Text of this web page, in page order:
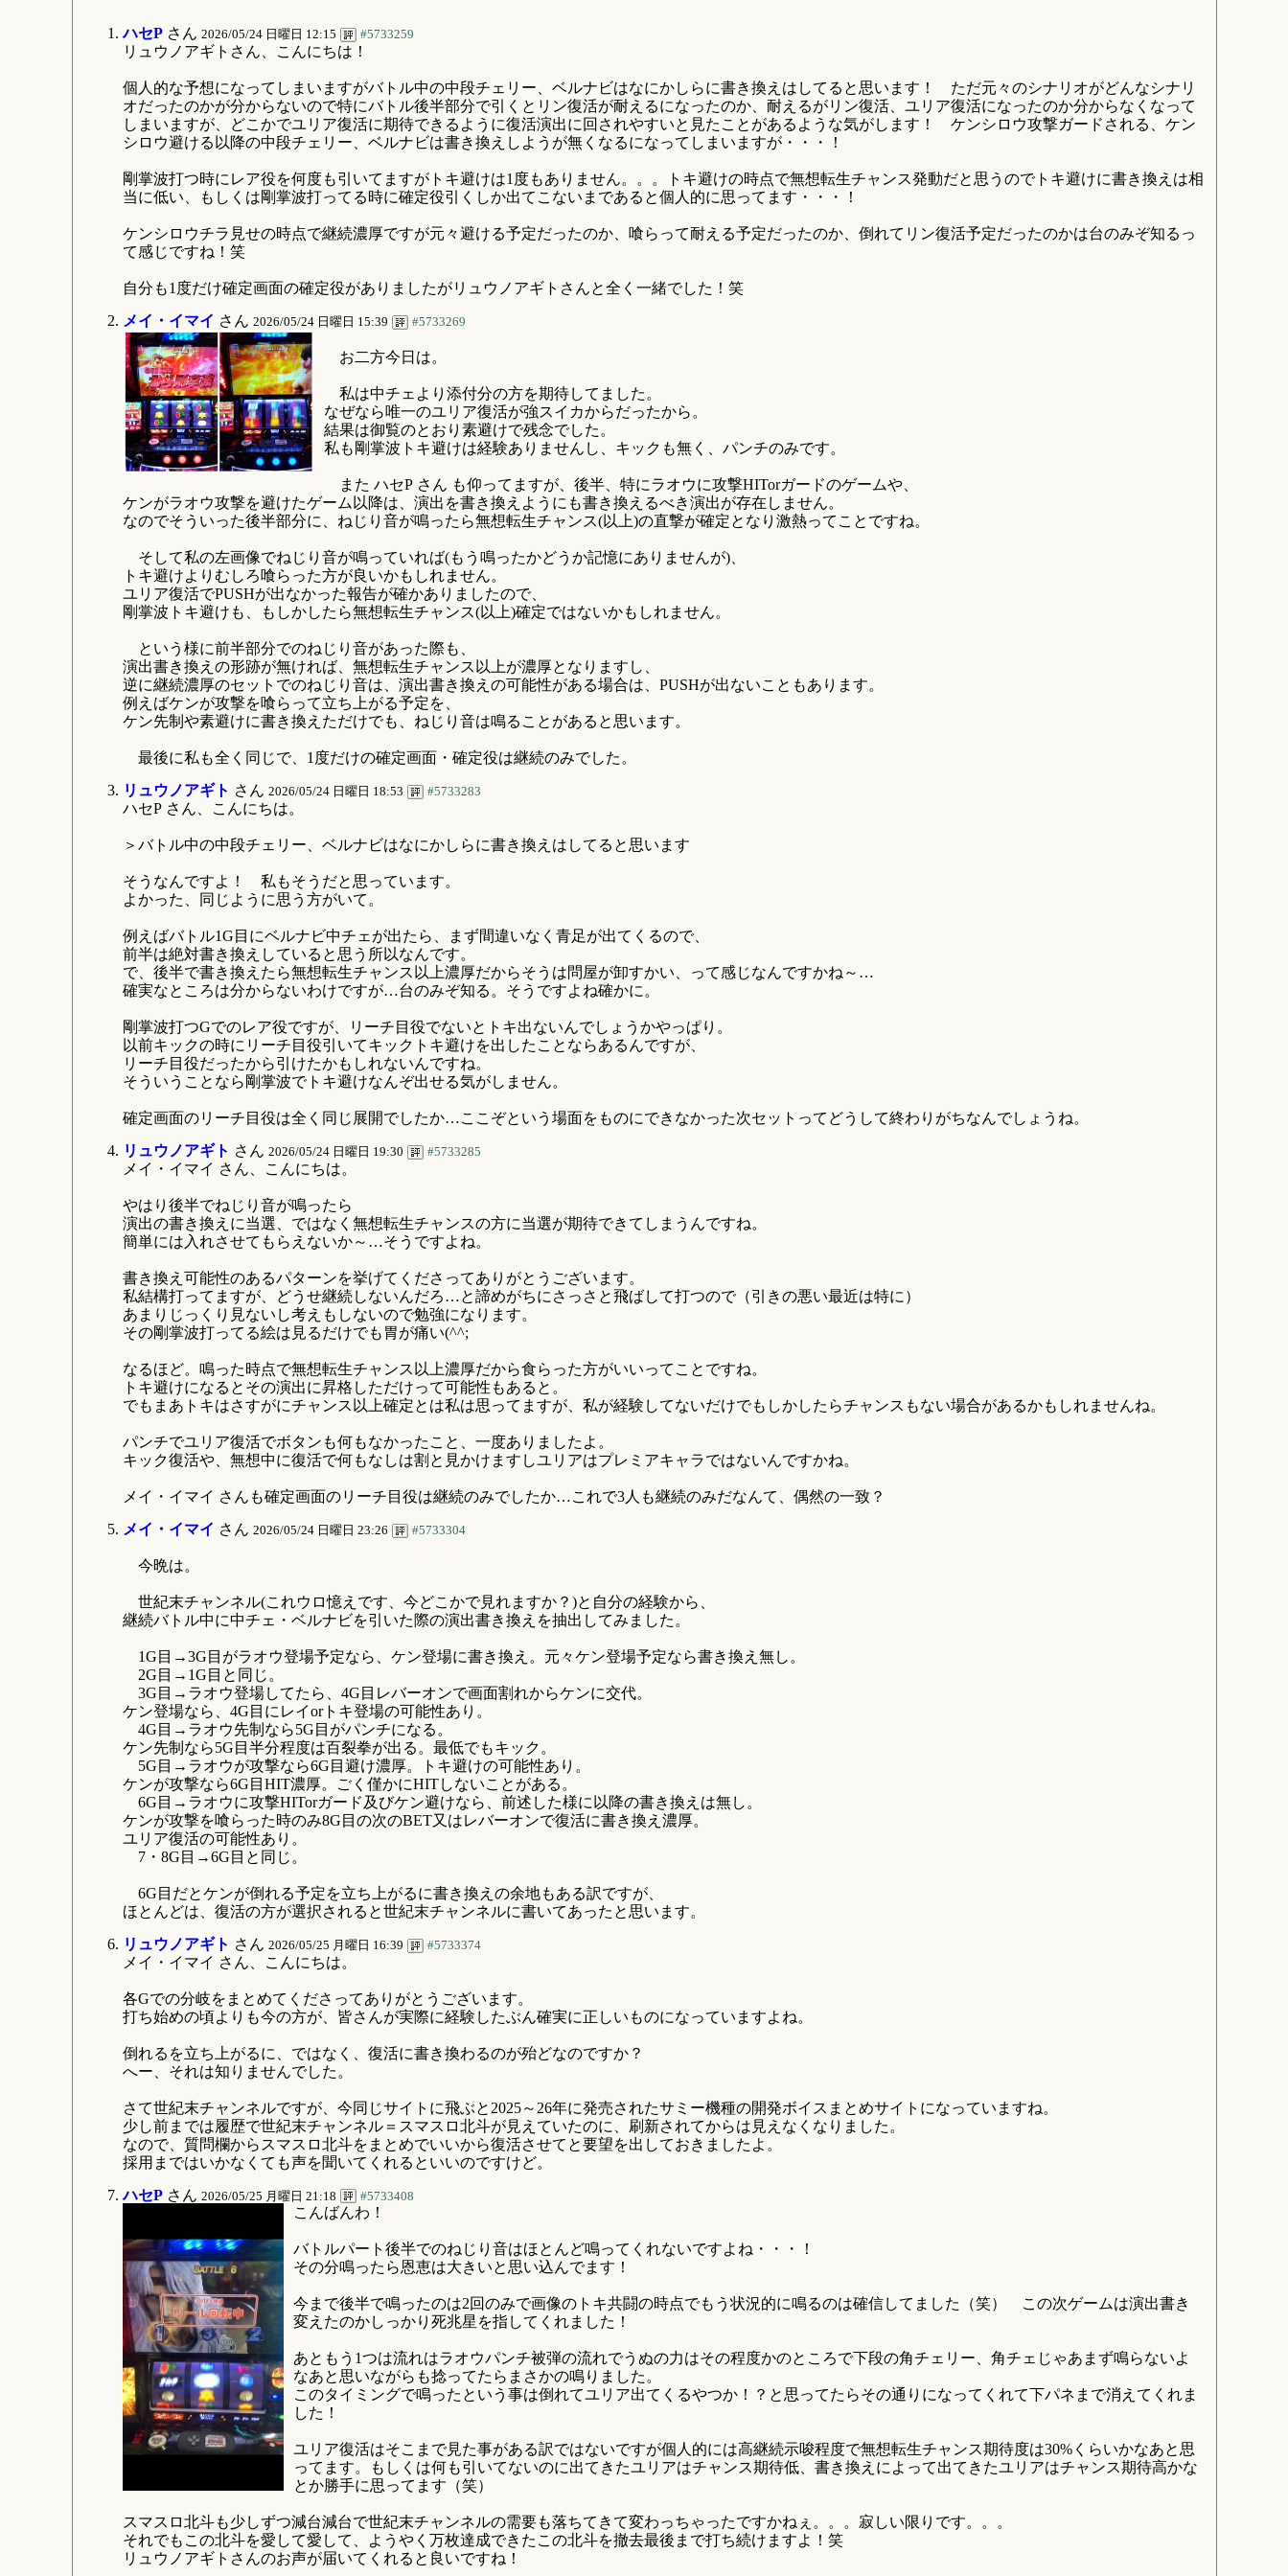
ハセPさん 2026/05/24 日曜日 12:15 #5733259
リュウノアギトさん、こんにちは！
個人的な予想になってしまいますがバトル中の中段チェリー、ベルナビはなにかしらに書き換えはしてると思います！ ただ元々のシナリオがどんなシナリ
オだったのかが分からないので特にバトル後半部分で引くとリン復活が耐えるになったのか、耐えるがリン復活、ユリア復活になったのか分からなくなって
しまいますが、どこかでユリア復活に期待できるように復活演出に回されやすいと見たことがあるような気がします！ ケンシロウ攻撃ガードされる、ケン
シロウ避ける以降の中段チェリー、ベルナビは書き換えしようが無くなるになってしまいますが・・・！
剛掌波打つ時にレア役を何度も引いてますがトキ避けは1度もありません。。。トキ避けの時点で無想転生チャンス発動だと思うのでトキ避けに書き換えは相
当に低い、もしくは剛掌波打ってる時に確定役引くしか出てこないまであると個人的に思ってます・・・！
ケンシロウチラ見せの時点で継続濃厚ですが元々避ける予定だったのか、喰らって耐える予定だったのか、倒れてリン復活予定だったのかは台のみぞ知るっ
て感じですね！笑
自分も1度だけ確定画面の確定役がありましたがリュウノアギトさんと全く一緒でした！笑
メイ・イマイ さん 2026/05/24 日曜日 15:39 #5733269
お二方今日は。
私は中チェより添付分の方を期待してました。
なぜなら唯一のユリア復活が強スイカからだったから。
結果は御覧のとおり素避けで残念でした。
私も剛掌波トキ避けは経験ありませんし、キックも無く、パンチのみです。
また ハセP さん も仰ってますが、後半、特にラオウに攻撃HITorガードのゲームや、
ケンがラオウ攻撃を避けたゲーム以降は、演出を書き換えようにも書き換えるべき演出が存在しません。
なのでそういった後半部分に、ねじり音が鳴ったら無想転生チャンス(以上)の直撃が確定となり激熱ってことですね。
そして私の左画像でねじり音が鳴っていれば(もう鳴ったかどうか記憶にありませんが)、
トキ避けよりむしろ喰らった方が良いかもしれません。
ユリア復活でPUSHが出なかった報告が確かありましたので、
剛掌波トキ避けも、もしかしたら無想転生チャンス(以上)確定ではないかもしれません。
という様に前半部分でのねじり音があった際も、
演出書き換えの形跡が無ければ、無想転生チャンス以上が濃厚となりますし、
逆に継続濃厚のセットでのねじり音は、演出書き換えの可能性がある場合は、PUSHが出ないこともあります。
例えばケンが攻撃を喰らって立ち上がる予定を、
ケン先制や素避けに書き換えただけでも、ねじり音は鳴ることがあると思います。
最後に私も全く同じで、1度だけの確定画面・確定役は継続のみでした。
リュウノアギト さん 2026/05/24 日曜日 18:53 #5733283
ハセP さん、こんにちは。
＞バトル中の中段チェリー、ベルナビはなにかしらに書き換えはしてると思います
そうなんですよ！ 私もそうだと思っています。
よかった、同じように思う方がいて。
例えばバトル1G目にベルナビ中チェが出たら、まず間違いなく青足が出てくるので、
前半は絶対書き換えしていると思う所以なんです。
で、後半で書き換えたら無想転生チャンス以上濃厚だからそうは問屋が卸すかい、って感じなんですかね～…
確実なところは分からないわけですが…台のみぞ知る。そうですよね確かに。
剛掌波打つGでのレア役ですが、リーチ目役でないとトキ出ないんでしょうかやっぱり。
以前キックの時にリーチ目役引いてキックトキ避けを出したことならあるんですが、
リーチ目役だったから引けたかもしれないんですね。
そういうことなら剛掌波でトキ避けなんぞ出せる気がしません。
確定画面のリーチ目役は全く同じ展開でしたか…ここぞという場面をものにできなかった次セットってどうして終わりがちなんでしょうね。
リュウノアギト さん 2026/05/24 日曜日 19:30 #5733285
メイ・イマイ さん、こんにちは。
やはり後半でねじり音が鳴ったら
演出の書き換えに当選、ではなく無想転生チャンスの方に当選が期待できてしまうんですね。
簡単には入れさせてもらえないか～…そうですよね。
書き換え可能性のあるパターンを挙げてくださってありがとうございます。
私結構打ってますが、どうせ継続しないんだろ…と諦めがちにさっさと飛ばして打つので（引きの悪い最近は特に）
あまりじっくり見ないし考えもしないので勉強になります。
その剛掌波打ってる絵は見るだけでも胃が痛い(^^;
なるほど。鳴った時点で無想転生チャンス以上濃厚だから食らった方がいいってことですね。
トキ避けになるとその演出に昇格しただけって可能性もあると。
でもまあトキはさすがにチャンス以上確定とは私は思ってますが、私が経験してないだけでもしかしたらチャンスもない場合があるかもしれませんね。
パンチでユリア復活でボタンも何もなかったこと、一度ありましたよ。
キック復活や、無想中に復活で何もなしは割と見かけますしユリアはプレミアキャラではないんですかね。
メイ・イマイ さんも確定画面のリーチ目役は継続のみでしたか…これで3人も継続のみだなんて、偶然の一致？
メイ・イマイ さん 2026/05/24 日曜日 23:26 #5733304
今晩は。
世紀末チャンネル(これウロ憶えです、今どこかで見れますか？)と自分の経験から、
継続バトル中に中チェ・ベルナビを引いた際の演出書き換えを抽出してみました。
1G目→3G目がラオウ登場予定なら、ケン登場に書き換え。元々ケン登場予定なら書き換え無し。
2G目→1G目と同じ。
3G目→ラオウ登場してたら、4G目レバーオンで画面割れからケンに交代。
ケン登場なら、4G目にレイorトキ登場の可能性あり。
4G目→ラオウ先制なら5G目がパンチになる。
ケン先制なら5G目半分程度は百裂拳が出る。最低でもキック。
5G目→ラオウが攻撃なら6G目避け濃厚。トキ避けの可能性あり。
ケンが攻撃なら6G目HIT濃厚。ごく僅かにHITしないことがある。
6G目→ラオウに攻撃HITorガード及びケン避けなら、前述した様に以降の書き換えは無し。
ケンが攻撃を喰らった時のみ8G目の次のBET又はレバーオンで復活に書き換え濃厚。
ユリア復活の可能性あり。
7・8G目→6G目と同じ。
6G目だとケンが倒れる予定を立ち上がるに書き換えの余地もある訳ですが、
ほとんどは、復活の方が選択されると世紀末チャンネルに書いてあったと思います。
リュウノアギト さん 2026/05/25 月曜日 16:39 #5733374
メイ・イマイ さん、こんにちは。
各Gでの分岐をまとめてくださってありがとうございます。
打ち始めの頃よりも今の方が、皆さんが実際に経験したぶん確実に正しいものになっていますよね。
倒れるを立ち上がるに、ではなく、復活に書き換わるのが殆どなのですか？
へー、それは知りませんでした。
さて世紀末チャンネルですが、今同じサイトに飛ぶと2025～26年に発売されたサミー機種の開発ボイスまとめサイトになっていますね。
少し前までは履歴で世紀末チャンネル＝スマスロ北斗が見えていたのに、刷新されてからは見えなくなりました。
なので、質問欄からスマスロ北斗をまとめでいいから復活させてと要望を出しておきましたよ。
採用まではいかなくても声を聞いてくれるといいのですけど。
ハセPさん 2026/05/25 月曜日 21:18 #5733408
こんばんわ！
バトルパート後半でのねじり音はほとんど鳴ってくれないですよね・・・！
その分鳴ったら恩恵は大きいと思い込んでます！
今まで後半で鳴ったのは2回のみで画像のトキ共闘の時点でもう状況的に鳴るのは確信してました（笑） この次ゲームは演出書き
変えたのかしっかり死兆星を指してくれました！
あともう1つは流れはラオウパンチ被弾の流れでうぬの力はその程度かのところで下段の角チェリー、角チェじゃあまず鳴らないよ
なあと思いながらも捻ってたらまさかの鳴りました。
このタイミングで鳴ったという事は倒れてユリア出てくるやつか！？と思ってたらその通りになってくれて下パネまで消えてくれま
した！
ユリア復活はそこまで見た事がある訳ではないですが個人的には高継続示唆程度で無想転生チャンス期待度は30%くらいかなあと思
ってます。もしくは何も引いてないのに出てきたユリアはチャンス期待低、書き換えによって出てきたユリアはチャンス期待高かな
とか勝手に思ってます（笑）
スマスロ北斗も少しずつ減台減台で世紀末チャンネルの需要も落ちてきて変わっちゃったですかねぇ。。。寂しい限りです。。。
それでもこの北斗を愛して愛して、ようやく万枚達成できたこの北斗を撤去最後まで打ち続けますよ！笑
リュウノアギトさんのお声が届いてくれると良いですね！